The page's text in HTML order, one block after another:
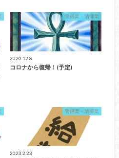
警備業・清掃業
2020.12.8
コロナから復帰！(予定)
警備業・清掃業
2023.2.23